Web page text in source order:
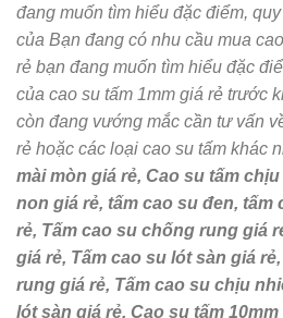
đang muốn tìm hiểu đặc điểm,
của Bạn đang có nhu cầu mua
rẻ bạn đang muốn tìm hiểu đặc
của cao su tấm 1mm giá rẻ trước
còn đang vướng mắc cần tư vấn
rẻ hoặc các loại cao su tấm khác
mài mòn giá rẻ, Cao su tấm
non giá rẻ, tấm cao su đen,
rẻ, Tấm cao su chống rung giá
giá rẻ, Tấm cao su lót sàn giá
rung giá rẻ, Tấm cao su chịu
lót sàn giá rẻ, Cao su tấm 10mm